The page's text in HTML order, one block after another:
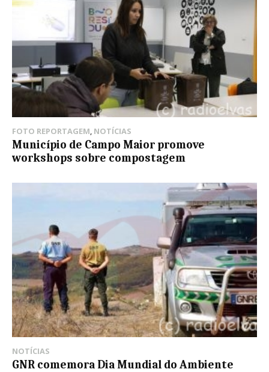
FOTO REPORTAGEM, NOTÍCIAS
Município de Campo Maior promove
workshops sobre compostagem
NOTÍCIAS
GNR comemora Dia Mundial do Ambiente